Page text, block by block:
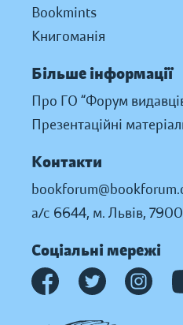
Bookmints
Книгоманія
Більше інформації
Про ГО “Форум
Презентаційні
Контакти
а/с 6644, м. Львів,
Соціальні мережі